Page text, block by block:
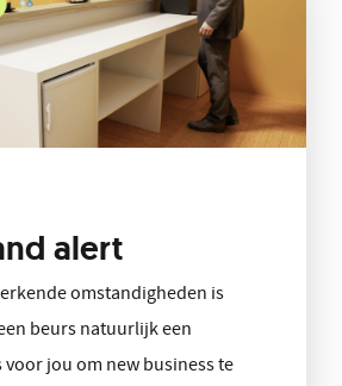
alert
omstandigheden is
beurs natuurlijk een
voor jou om new business te